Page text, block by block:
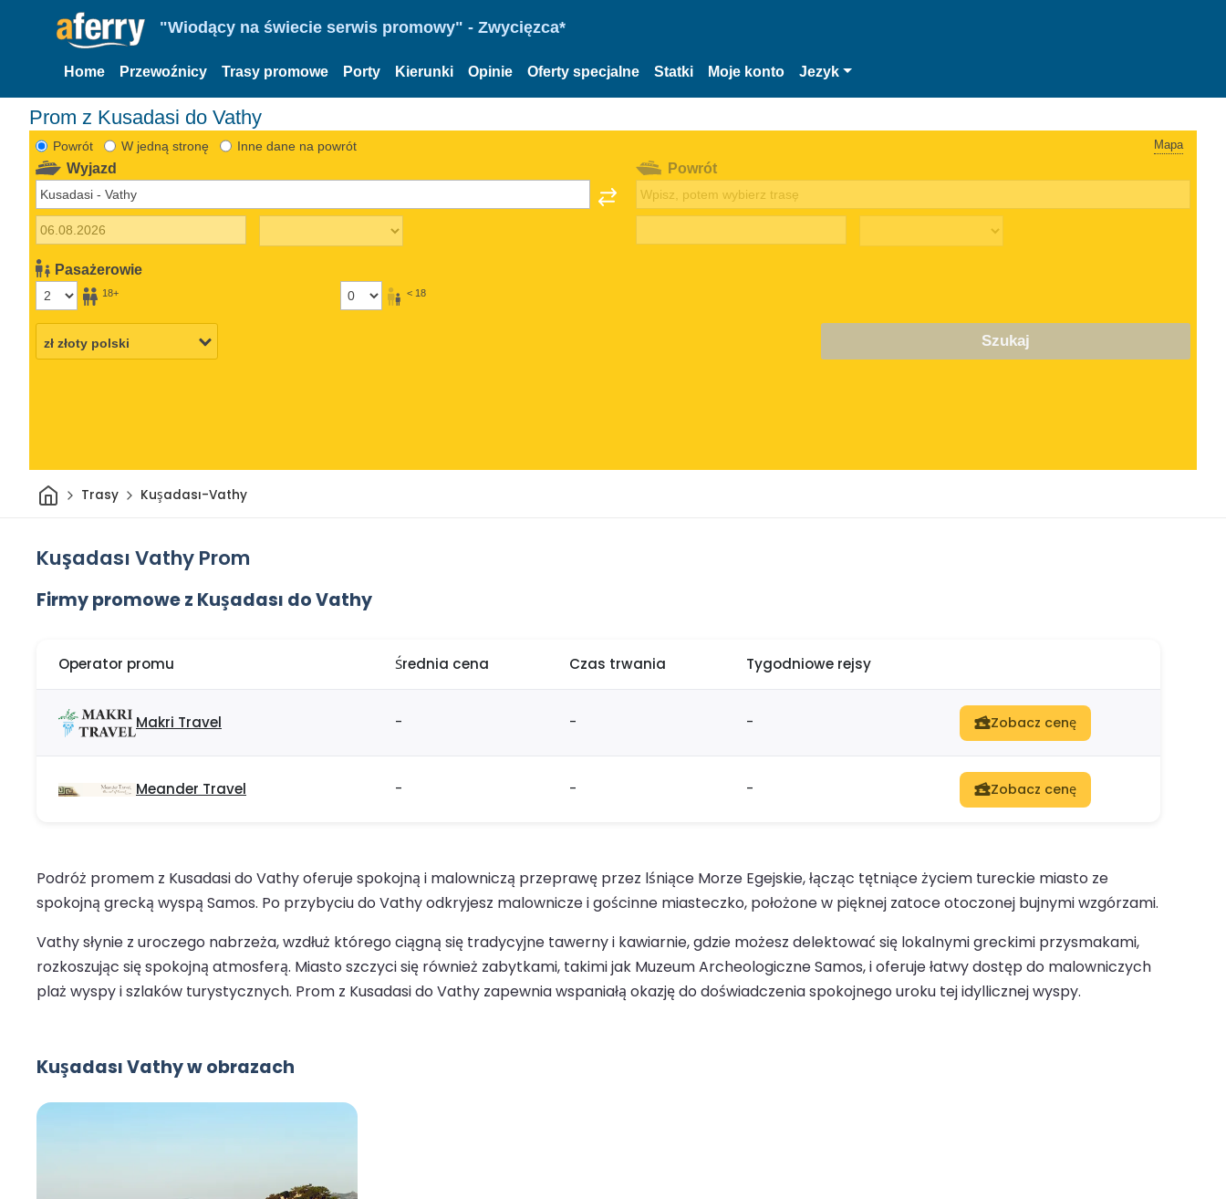
"Wiodący na świecie serwis promowy" - Zwycięzca*
Home Przewoźnicy Trasy promowe Porty Kierunki Opinie Oferty specjalne Statki Moje konto Jezyk
Prom z Kusadasi do Vathy
Powrót W jedną stronę Inne dane na powrót Mapa
Wyjazd
Pasażerowie
18+ < 18
Powrót
Szukaj
DomTrasy Kuşadası-Vathy
Kuşadası Vathy Prom
Firmy promowe z Kuşadası do Vathy
Operator promu Średnia cena Czas trwania Tygodniowe rejsy
Makri Travel - - - Zobacz cenę
Meander Travel - - - Zobacz cenę
Podróż promem z Kusadasi do Vathy oferuje spokojną i malowniczą przeprawę przez lśniące Morze Egejskie, łącząc tętniące życiem tureckie miasto ze
spokojną grecką wyspą Samos. Po przybyciu do Vathy odkryjesz malownicze i gościnne miasteczko, położone w pięknej zatoce otoczonej bujnymi wzgórzami.
Vathy słynie z uroczego nabrzeża, wzdłuż którego ciągną się tradycyjne tawerny i kawiarnie, gdzie możesz delektować się lokalnymi greckimi przysmakami,
rozkoszując się spokojną atmosferą. Miasto szczyci się również zabytkami, takimi jak Muzeum Archeologiczne Samos, i oferuje łatwy dostęp do malowniczych
plaż wyspy i szlaków turystycznych. Prom z Kusadasi do Vathy zapewnia wspaniałą okazję do doświadczenia spokojnego uroku tej idyllicznej wyspy.
Kuşadası Vathy w obrazach